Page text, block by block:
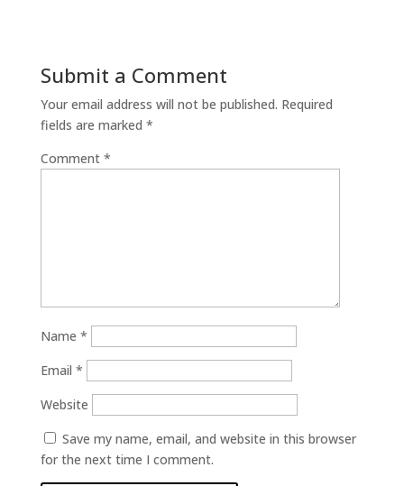
Submit a Comment
Your email address will not be published. Required
fields are marked *
Comment *
Name *
Email *
Website
Save my name, email, and website in this browser
for the next time I comment.